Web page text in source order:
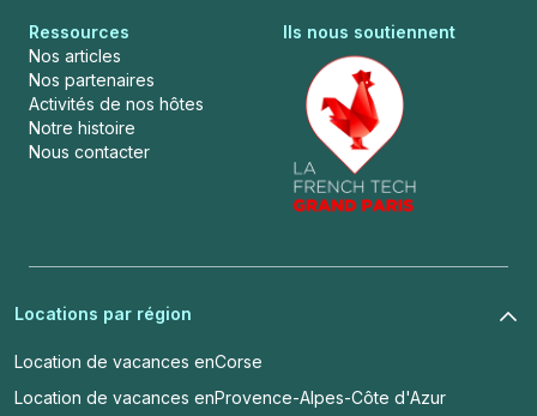
Ressources
Nos articles
Nos partenaires
Activités de nos hôtes
Notre histoire
Nous contacter
Ils nous soutiennent
Locations par région
Location de vacances enCorse
Location de vacances enProvence-Alpes-Côte d'Azur